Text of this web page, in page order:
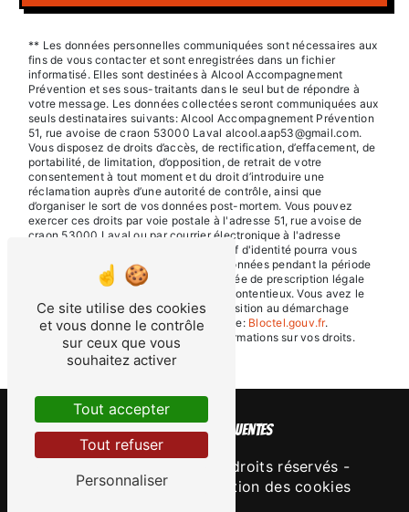
** Les données personnelles communiquées sont nécessaires aux
fins de vous contacter et sont enregistrées dans un fichier
informatisé. Elles sont destinées à Alcool Accompagnement
Prévention et ses sous-traitants dans le seul but de répondre à
votre message. Les données collectées seront communiquées aux
seuls destinataires suivants: Alcool Accompagnement Prévention
51, rue avoise de craon 53000 Laval alcool.aap53@gmail.com.
Vous disposez de droits d’accès, de rectification, d’effacement, de
portabilité, de limitation, d’opposition, de retrait de votre
consentement à tout moment et du droit d’introduire une
réclamation auprès d’une autorité de contrôle, ainsi que
d’organiser le sort de vos données post-mortem. Vous pouvez
exercer ces droits par voie postale à l'adresse 51, rue avoise de
craon 53000 Laval ou par courrier électronique à l'adresse
alcool.aap53@gmail.com. Un justificatif d'identité pourra vous
être demandé. Nous conservons vos données pendant la période
de prise de contact puis pendant la durée de prescription légale
aux fins probatoires et de gestion des contentieux. Vous avez le
droit de vous inscrire sur la liste d'opposition au démarchage
téléphonique, disponible à cette adresse: Bloctel.gouv.fr.
Consultez le site cnil.fr pour plus d’informations sur vos droits.
Recherches fréquentes
- 2026 - Tous droits réservés -
Mentions légales
Gestion des cookies
Ce site utilise des cookies
et vous donne le contrôle
sur ceux que vous
souhaitez activer
Tout accepter
Tout refuser
Personnaliser